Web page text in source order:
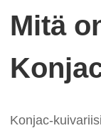
Mitä
Konjac-